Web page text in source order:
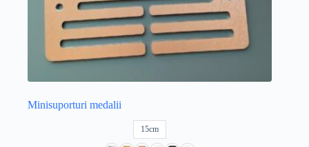
Minisuporturi medalii
15cm